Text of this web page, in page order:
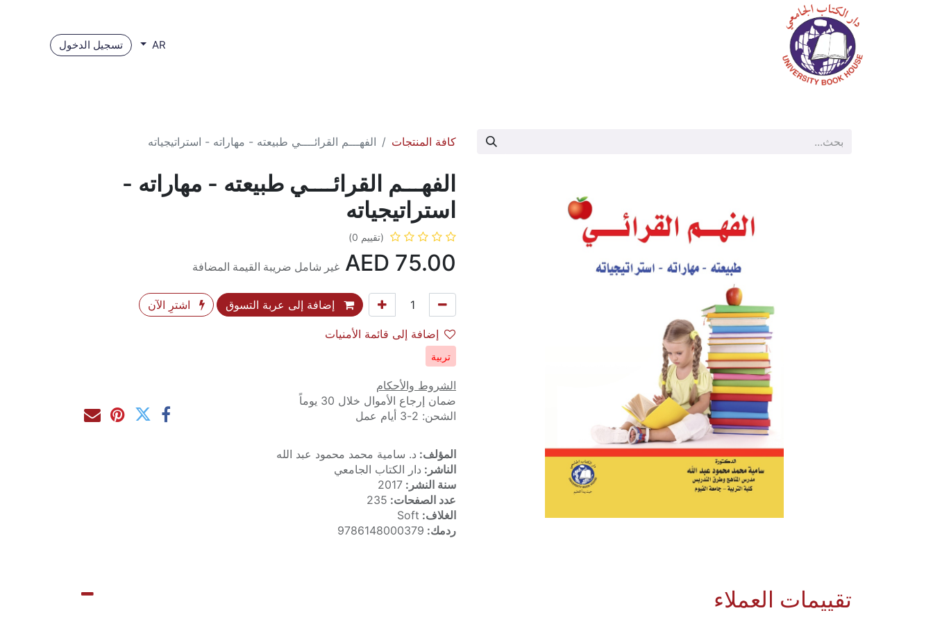
AR تسجيل الدخول
كافة المنتجات الفهـــم القرائــــي طبيعته - مهاراته - استراتيجياته
الفهـــم القرائــــي طبيعته - مهاراته -
استراتيجياته
(تقييم 0)
75.00 غير شامل ضريبة القيمة المضافة
إضافة إلى عربة التسوق اشترِ الآن
إضافة إلى قائمة الأمنيات
تربية
الشروط والأحكام
ضمان إرجاع الأموال خلال 30 يوماً
الشحن: 2-3 أيام عمل
المؤلف: د. سامية محمد محمود عبد الله
الناشر: دار الكتاب الجامعي
سنة النشر: 2017
عدد الصفحات: 235
الغلاف: Soft
ردمك: 9786148000379
تقييمات العملاء